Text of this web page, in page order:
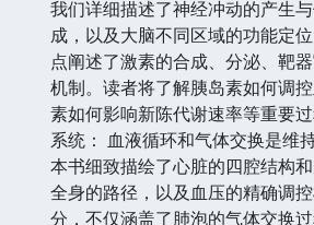
我们详细描述了神经冲动的产生
成，以及大脑不同区域的功能定
点阐述了激素的合成、分泌、靶
机制。读者将了解胰岛素如何调
素如何影响新陈代谢速率等重要
系统： 血液循环和气体交换是维
本书细致描绘了心脏的四腔结构
全身的路径，以及血压的精确调
分，不仅涵盖了肺泡的气体交换